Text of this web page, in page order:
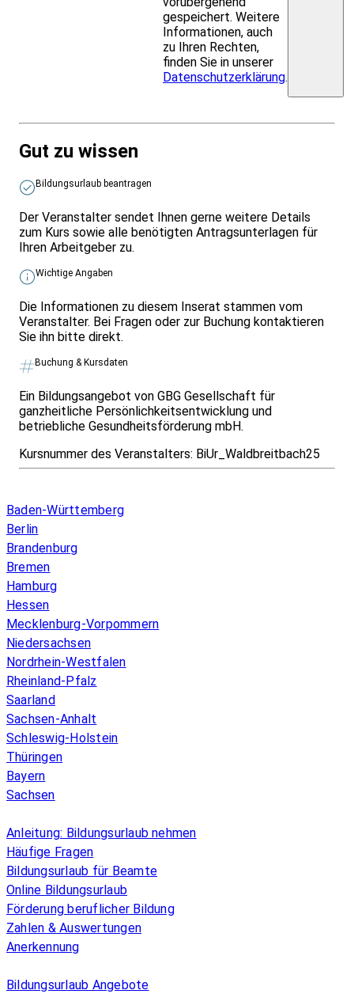
gespeichert. Weitere
Informationen, auch
zu Ihren Rechten,
finden Sie in unserer
Datenschutzerklärung.
Gut zu wissen
Bildungsurlaub beantragen
Der Veranstalter sendet Ihnen gerne weitere Details
zum Kurs sowie alle benötigten Antragsunterlagen für
Ihren Arbeitgeber zu.
Wichtige Angaben
Die Informationen zu diesem Inserat stammen vom
Veranstalter. Bei Fragen oder zur Buchung kontaktieren
Sie ihn bitte direkt.
Buchung & Kursdaten
Ein Bildungsangebot von GBG Gesellschaft für
ganzheitliche Persönlichkeitsentwicklung und
betriebliche Gesundheitsförderung mbH.
Kursnummer des Veranstalters: BiUr_Waldbreitbach25
Baden-Württemberg
Berlin
Brandenburg
Bremen
Hamburg
Hessen
Mecklenburg-Vorpommern
Niedersachsen
Nordrhein-Westfalen
Rheinland-Pfalz
Saarland
Sachsen-Anhalt
Schleswig-Holstein
Thüringen
Bayern
Sachsen
Anleitung: Bildungsurlaub nehmen
Häufige Fragen
Bildungsurlaub für Beamte
Online Bildungsurlaub
Förderung beruflicher Bildung
Zahlen & Auswertungen
Anerkennung
Bildungsurlaub Angebote